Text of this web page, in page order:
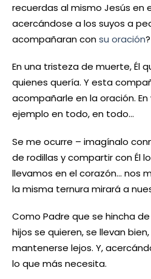
recuerdas al mismo Jesús en
acercándose a los suyos a
acompañaran consu oración?
En una tristeza de muerte, Él
quienes quería. Y esta
acompañarle en la oración.
ejemplo en todo, en todo…
Se me ocurre – imagínalo
de rodillas y compartir con Él
llevamos en el corazón… nos
la misma ternura mirará a
Como Padre que se hincha
hijos se quieren, se llevan
mantenerse lejos. Y,
lo que más necesita.